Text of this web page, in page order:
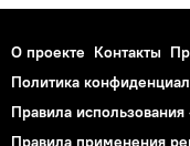
О проекте Контакты
Политика
Правила
Правила применения